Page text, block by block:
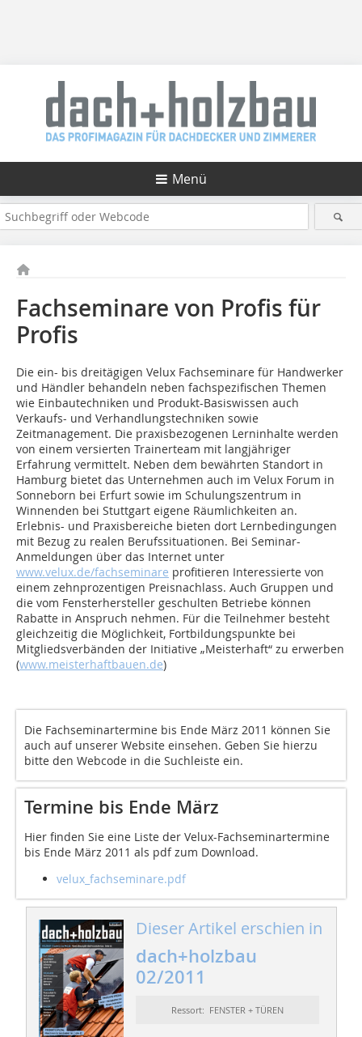
Menü
Fachseminare von Profis für
Profis
Die ein- bis dreitägigen Velux Fachseminare für Handwerker
und Händler behandeln neben fachspezifischen Themen
wie Einbautechniken und Produkt-Basiswissen auch
Verkaufs- und Verhandlungstechniken sowie
Zeitmanagement. Die praxisbezogenen Lerninhalte werden
von einem versierten Trainerteam mit langjähriger
Erfahrung vermittelt. Neben dem bewährten Standort in
Hamburg bietet das Unternehmen auch im Velux Forum in
Sonneborn bei Erfurt sowie im Schulungszentrum in
Winnenden bei Stuttgart eigene Räumlichkeiten an.
Erlebnis- und Praxisbereiche bieten dort Lernbedingungen
mit Bezug zu realen Berufssituationen. Bei Seminar-
Anmeldungen über das Internet unter
www.velux.de/fachseminare profitieren Interessierte von
einem zehnprozentigen Preisnachlass. Auch Gruppen und
die vom Fensterhersteller geschulten Betriebe können
Rabatte in Anspruch nehmen. Für die Teilnehmer besteht
gleichzeitig die Möglichkeit, Fortbildungspunkte bei
Mitgliedsverbänden der Initiative „Meisterhaft“ zu erwerben
(www.meisterhaftbauen.de)
Die Fachseminartermine bis Ende März 2011 können Sie
auch auf unserer Website einsehen. Geben Sie hierzu
bitte den Webcode in die Suchleiste ein.
Termine bis Ende März
Hier finden Sie eine Liste der Velux-Fachseminartermine
bis Ende März 2011 als pdf zum Download.
velux_fachseminare.pdf
Dieser Artikel erschien in
dach+holzbau
02/2011
Ressort: FENSTER + TÜREN